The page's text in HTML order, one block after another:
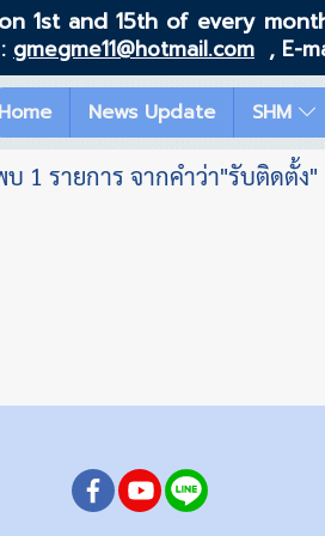
1st and 15th of every
gmegme11@hotmail.com , E-
Home News Update SHM
1 รายการ จากคำว่า"รับติดตั้ง"